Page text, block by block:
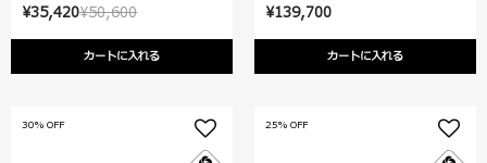
¥50,600
¥35,420
カートに入れる
¥139,700
カートに入れる
30% OFF 25% OFF